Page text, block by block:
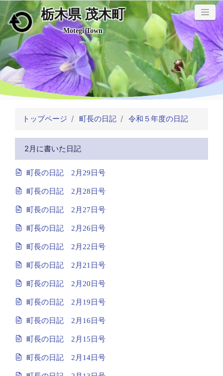
メインコンテンツにスキップ
栃木県 茂木町
Motegi Town
トップページ 町長の日記 令和５年度の日記
2月に書いた日記
町長の日記 2月29日号
町長の日記 2月28日号
町長の日記 2月27日号
町長の日記 2月26日号
町長の日記 2月22日号
町長の日記 2月21日号
町長の日記 2月20日号
町長の日記 2月19日号
町長の日記 2月16日号
町長の日記 2月15日号
町長の日記 2月14日号